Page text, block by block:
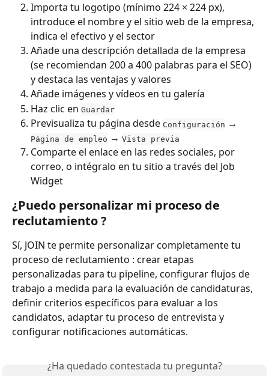
Importa tu logotipo (mínimo 224 × 224 px),
introduce el nombre y el sitio web de la empresa,
indica el efectivo y el sector
Añade una descripción detallada de la empresa
(se recomiendan 200 a 400 palabras para el SEO)
y destaca las ventajas y valores
Añade imágenes y vídeos en tu galería
Haz clic en Guardar
Previsualiza tu página desde Configuración →
Página de empleo → Vista previa
Comparte el enlace en las redes sociales, por
correo, o intégralo en tu sitio a través del Job
Widget
¿Puedo personalizar mi proceso de
reclutamiento ?
Sí, JOIN te permite personalizar completamente tu
proceso de reclutamiento : crear etapas
personalizadas para tu pipeline, configurar flujos de
trabajo a medida para la evaluación de candidaturas,
definir criterios específicos para evaluar a los
candidatos, adaptar tu proceso de entrevista y
configurar notificaciones automáticas.
¿Ha quedado contestada tu pregunta?